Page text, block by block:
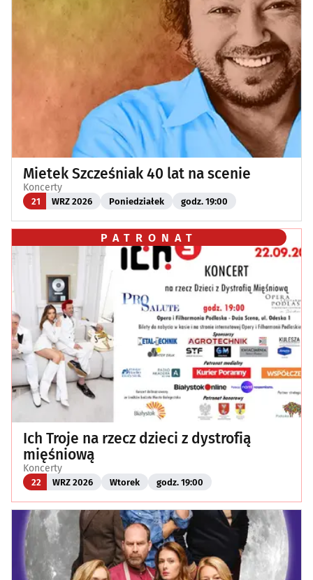
Mietek Szcześniak 40 lat na scenie
Koncerty
21 WRZ 2026 Poniedziałek godz. 19:00
PATRONAT
Ich Troje na rzecz dzieci z dystrofią
mięśniową
Koncerty
22 WRZ 2026 Wtorek godz. 19:00